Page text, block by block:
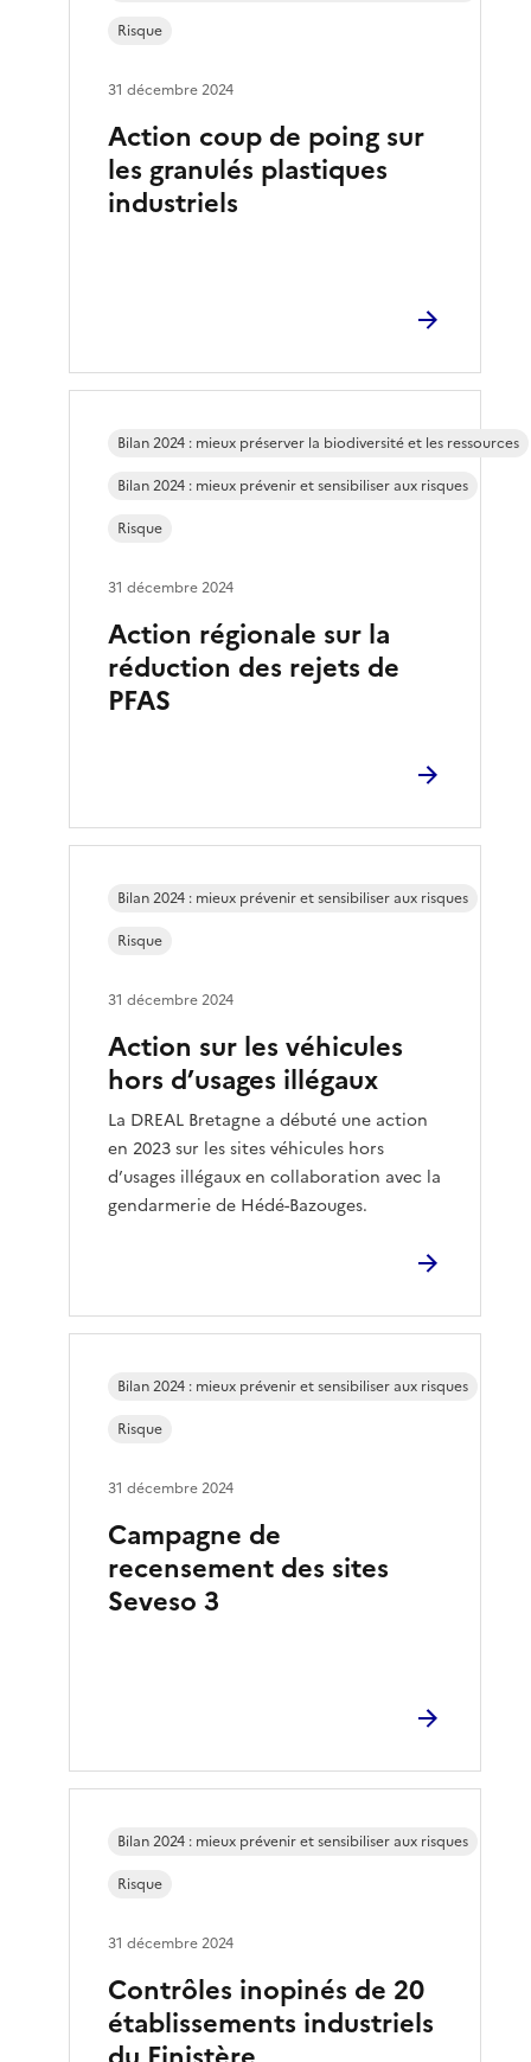
Action coup de poing sur
les granulés plastiques
industriels
Risque
31 décembre 2024
Action régionale sur la
réduction des rejets de
PFAS
Bilan 2024 : mieux préserver la biodiversité et les ressources
Bilan 2024 : mieux prévenir et sensibiliser aux risques
Risque
31 décembre 2024
Action sur les véhicules
hors d’usages illégaux
La DREAL Bretagne a débuté une action
en 2023 sur les sites véhicules hors
d’usages illégaux en collaboration avec la
gendarmerie de Hédé-Bazouges.
Bilan 2024 : mieux prévenir et sensibiliser aux risques
Risque
31 décembre 2024
Campagne de
recensement des sites
Seveso 3
Bilan 2024 : mieux prévenir et sensibiliser aux risques
Risque
31 décembre 2024
Contrôles inopinés de 20
établissements industriels
Bilan 2024 : mieux prévenir et sensibiliser aux risques
Risque
31 décembre 2024